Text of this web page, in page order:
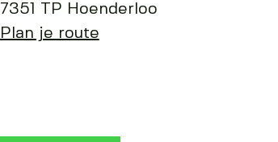
7351 TP Hoenderloo
Plan je route